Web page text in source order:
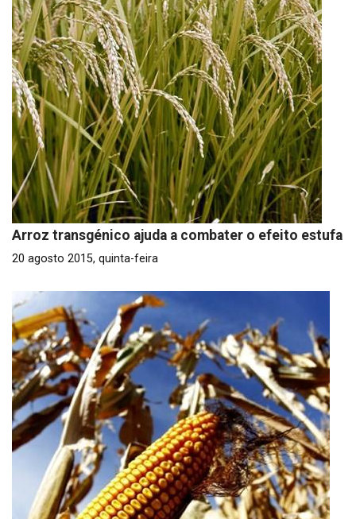
Arroz transgénico ajuda a combater o efeito estufa
20 agosto 2015, quinta-feira